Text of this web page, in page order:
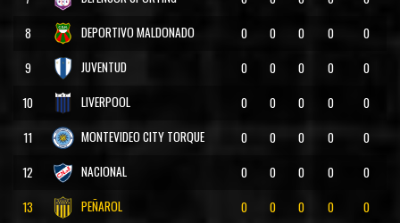
8
DEPORTIVO MALDONADO 0 0 0 0
0
9
JUVENTUD 0 0 0 0
0
10
LIVERPOOL 0 0 0 0
0
11
MONTEVIDEO CITY TORQUE 0 0 0 0
0
12
NACIONAL 0 0 0 0
0
13
PEÑAROL 0 0 0 0
0